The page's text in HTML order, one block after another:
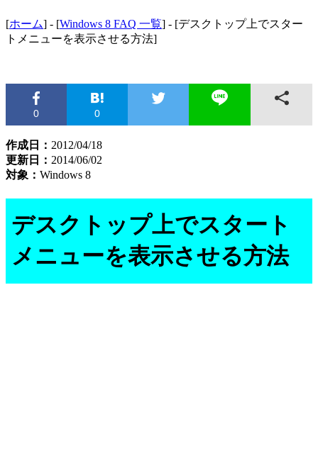
[ホーム] - [Windows 8 FAQ 一覧] - [デスクトップ上でスター
トメニューを表示させる方法]
0 0
作成日： 2012/04/18
更新日： 2014/06/02
対象： Windows 8
デスクトップ上でスタート
メニューを表示させる方法